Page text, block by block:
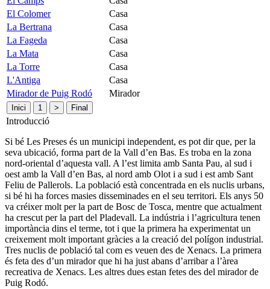
El Colomer
Casa
La Bertrana
Casa
La Fageda
Casa
La Mata
Casa
La Torre
Casa
L'Antiga
Casa
Mirador de Puig Rodó
Mirador
Inici 1 > Final
Introducció
Si bé Les Preses és un municipi independent, es pot dir que, per la
seva ubicació, forma part de la Vall d’en Bas. Es troba en la zona
nord-oriental d’aquesta vall. A l’est limita amb Santa Pau, al sud i
oest amb la Vall d’en Bas, al nord amb Olot i a sud i est amb Sant
Feliu de Pallerols. La població està concentrada en els nuclis urbans,
si bé hi ha forces masies disseminades en el seu territori. Els anys 50
va créixer molt per la part de Bosc de Tosca, mentre que actualment
ha crescut per la part del Pladevall. La indústria i l’agricultura tenen
importància dins el terme, tot i que la primera ha experimentat un
creixement molt important gràcies a la creació del polígon industrial.
Tres nuclis de població tal com es veuen des de Xenacs. La primera
és feta des d’un mirador que hi ha just abans d’arribar a l’àrea
recreativa de Xenacs. Les altres dues estan fetes des del mirador de
Puig Rodó.